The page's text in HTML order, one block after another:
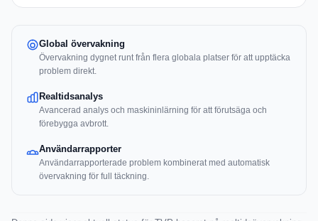
Global övervakning
Övervakning dygnet runt från flera globala platser för att upptäcka
problem direkt.
Realtidsanalys
Avancerad analys och maskininlärning för att förutsäga och
förebygga avbrott.
Användarrapporter
Användarrapporterade problem kombinerat med automatisk
övervakning för full täckning.